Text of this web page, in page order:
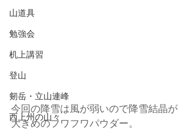
山道具
勉強会
机上講習
登山
剱岳・立山連峰
西上州の山々
今回の降雪は風が弱いので降雪結晶が
大きめのフワフワパウダー。